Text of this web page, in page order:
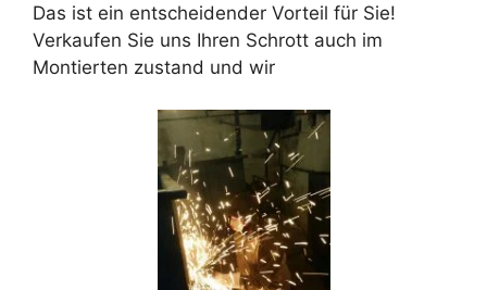
Das ist ein entscheidender Vorteil für Sie!
Verkaufen Sie uns Ihren Schrott auch im
Montierten zustand und wir